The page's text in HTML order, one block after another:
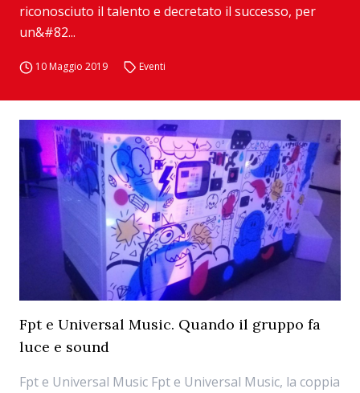
riconosciuto il talento e decretato il successo, per
un&#82...
10 Maggio 2019 Eventi
Fpt e Universal Music. Quando il gruppo fa
luce e sound
Fpt e Universal Music Fpt e Universal Music, la coppia